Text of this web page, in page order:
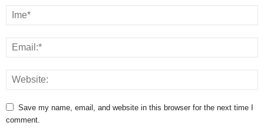
Save my name, email, and website in this browser for the next time I
comment.